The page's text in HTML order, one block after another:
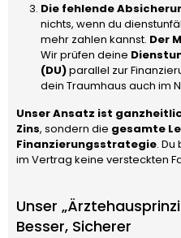
Die fehlende
nichts, wenn du
mehr zahlen kannst. Der
Wir prüfen deine
(DU)parallel zur
dein Traumhaus auch im
Unser Ansatz ist
Zins, sondern die gesamte
Finanzierungsstrategie.
im Vertrag keine versteckten
Unser
Besser, Sicherer